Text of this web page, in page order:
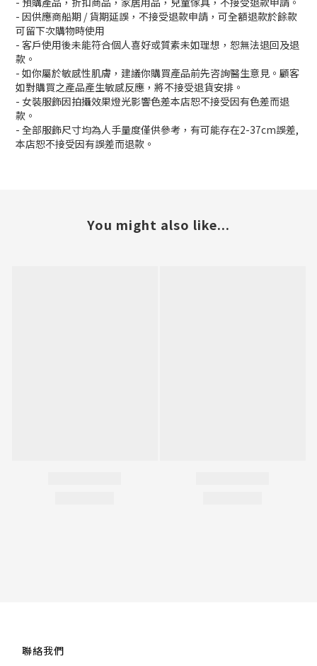
- 因供應商船期 / 貨期延誤，不接受退款申請，可全額退款於餘款
可留下次購物時使用
- 客戶使用後未能符合個人喜好或質素未如理想，恕無法退回及退
款。
- 如你屬於敏感性肌膚，建議你購買產品前先咨詢醫生意見。顧客
如對購買之產品產生敏感反應，將不接受退貨安排。
- 女裝服飾因拍攝效果燈光影響色差本店恕不接受因有色差而退
款。
- 全部服飾尺寸均為人手量度僅供參考，有可能存在2-37cm誤差,
本店恕不接受因有誤差而退款。
You might also like...
聯絡我們